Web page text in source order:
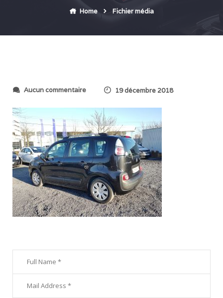
Home Fichier média
Aucun commentaires
r
0
1
8
1
2
1
3
_
1
4
6
19 décembre 2018